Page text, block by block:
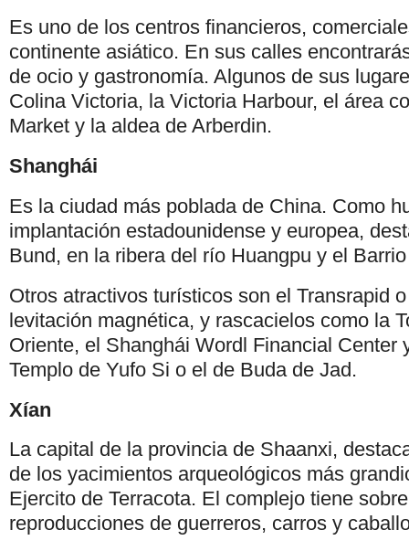
Es uno de los centros financieros,
continente asiático. En sus calles
de ocio y gastronomía. Algunos de sus
Colina Victoria, la Victoria Harbour, el área
Market y la aldea de Arberdin.
Shanghái
Es la ciudad más poblada de China. Como
implantación estadounidense y europea,
Bund, en la ribera del río Huangpu y el
Otros atractivos turísticos son el Transrapid
levitación magnética, y rascacielos como la
Oriente, el Shanghái Wordl Financial Center
Templo de Yufo Si o el de Buda de Jad.
Xían
La capital de la provincia de Shaanxi,
de los yacimientos arqueológicos más
Ejercito de Terracota. El complejo tiene
reproducciones de guerreros, carros y